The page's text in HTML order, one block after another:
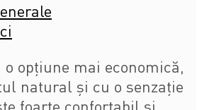
o opțiune mai economică,
natural și cu o senzație
foarte confortabil și